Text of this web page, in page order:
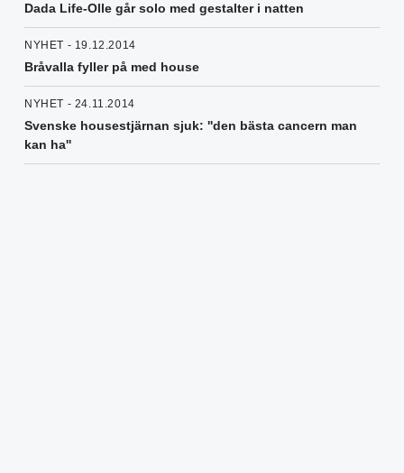
Dada Life-Olle går solo med gestalter i natten
NYHET - 19.12.2014
Bråvalla fyller på med house
NYHET - 24.11.2014
Svenske housestjärnan sjuk: ''den bästa cancern man
kan ha''